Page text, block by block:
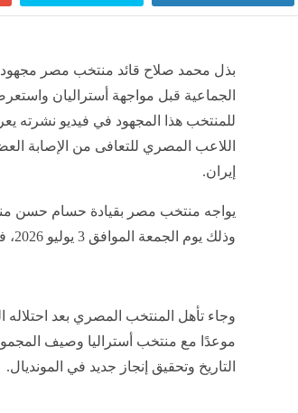
بذل محمد صلاح قائد منتخب مصر
الجماعية قبل مواجهة أستراليان
للمنتخب هذا المجهود في فيديو نشرته
اللاعب المصري للتعافى من الإصابة
إيران.
وذلك يوم الجمعة الموافق 3 يوليو 2026، في تمام الساعة 9 مساءً بتوقيت مصر والسعودية.
موعدًا مع منتخب أستراليا وصيف
التاريخ وتحقيق إنجاز جديد في المونديال.